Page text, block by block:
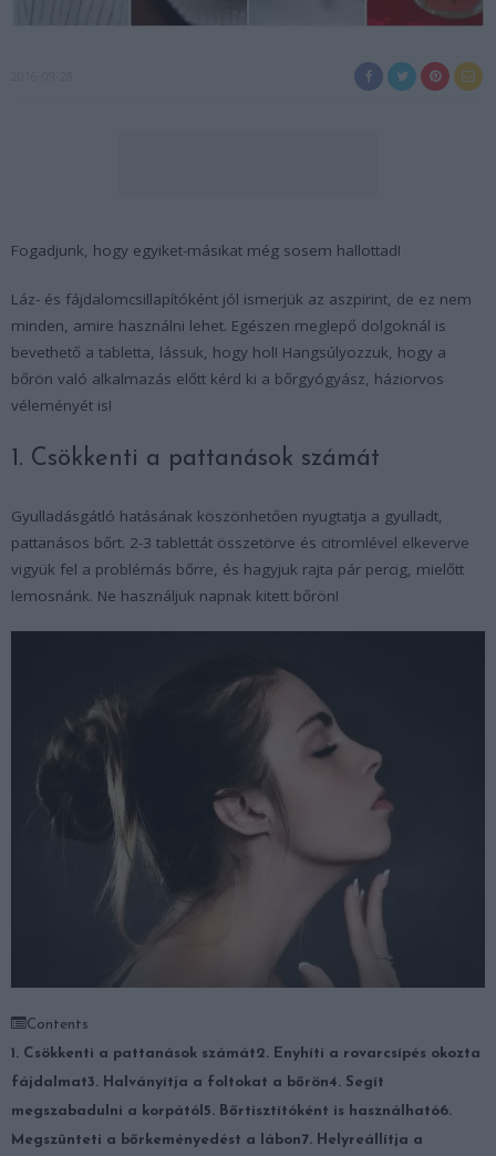
Fogadjunk, hogy egyiket-másikat még sosem hallottad!
Láz- és fájdalomcsillapítóként jól ismerjük az aszpirint, de ez nem
minden, amire használni lehet. Egészen meglepő dolgoknál is
bevethető a tabletta, lássuk, hogy hol! Hangsúlyozzuk, hogy a
bőrön való alkalmazás előtt kérd ki a bőrgyógyász, háziorvos
véleményét is!
1. Csökkenti a pattanások számát
Gyulladásgátló hatásának köszönhetően nyugtatja a gyulladt,
pattanásos bőrt. 2-3 tablettát összetörve és citromlével elkeverve
vigyük fel a problémás bőrre, és hagyjuk rajta pár percig, mielőtt
lemosnánk. Ne használjuk napnak kitett bőrön!
Contents
1. Csökkenti a pattanások számát2. Enyhíti a rovarcsípés okozta
fájdalmat3. Halványítja a foltokat a bőrön4. Segít
megszabadulni a korpától 5. Bőrtisztítóként is használható6.
Megszünteti a bőrkeményedést a lábon7. Helyreállítja a